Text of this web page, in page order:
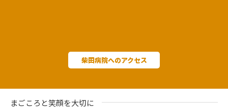
柴田病院へのアクセス
まごころと笑顔を大切に